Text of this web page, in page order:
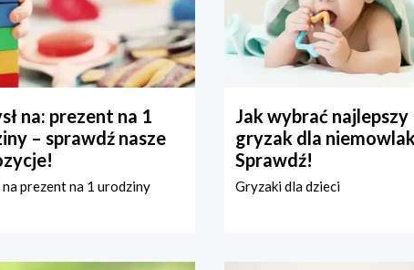
na: prezent na 1
– sprawdź nasze
na prezent na 1 urodziny
Jak wybrać najlepszy
gryzak dla
Sprawdź!
Gryzaki dla dzieci